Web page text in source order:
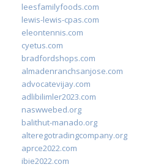
leesfamilyfoods.com
lewis-lewis-cpas.com
eleontennis.com
cyetus.com
bradfordshops.com
almadenranchsanjose.com
advocatevijay.com
adlibilimler2023.com
naswwebed.org
balithut-manado.org
alteregotradingcompany.org
aprce2022.com
ibie2022.com